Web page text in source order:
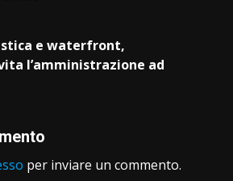
e waterfront,
l’amministrazione ad
per inviare un commento.